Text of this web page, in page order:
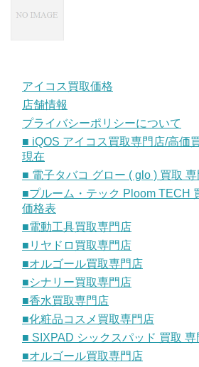
アイコス買取価格
店舗情報
プライバシーポリシーについて
■ iQOS アイコス買取専門店/高価
現在
■ 電子タバコ グロー ( glo ) 買取
■プルーム・テック Ploom TECH
価格表
■電動工具買取専門店
■リヤドロ買取専門店
■オルゴール買取専門店
■シナリー買取専門店
■香水買取専門店
■化粧品コスメ買取専門店
■ SIXPAD シックスパッド 買取 専
■オルゴール買取専門店